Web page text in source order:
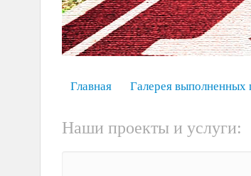
Главная Галерея выполненных
Наши проекты и услуги: